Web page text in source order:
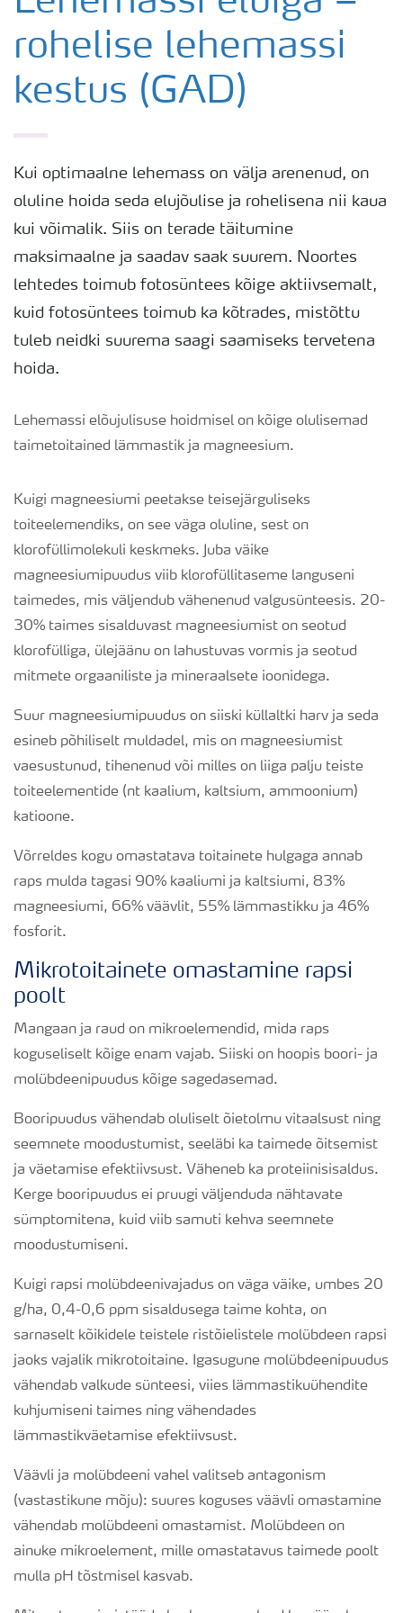
Rapsi saak
Saagi kvaliteet
rohelise lehemassi
kestus (GAD)
Kui optimaalne lehemass on välja arenenud, on
oluline hoida seda elujõulise ja rohelisena nii kaua
kui võimalik. Siis on terade täitumine
maksimaalne ja saadav saak suurem. Noortes
lehtedes toimub fotosüntees kõige aktiivsemalt,
kuid fotosüntees toimub ka kõtrades, mistõttu
tuleb neidki suurema saagi saamiseks tervetena
hoida.
Lehemassi elõujulisuse hoidmisel on kõige olulisemad
taimetoitained lämmastik ja magneesium.
Kuigi magneesiumi peetakse teisejärguliseks
toiteelemendiks, on see väga oluline, sest on
klorofüllimolekuli keskmeks. Juba väike
magneesiumipuudus viib klorofüllitaseme languseni
taimedes, mis väljendub vähenenud valgusünteesis. 20-
30% taimes sisalduvast magneesiumist on seotud
klorofülliga, ülejäänu on lahustuvas vormis ja seotud
mitmete orgaaniliste ja mineraalsete ioonidega.
Suur magneesiumipuudus on siiski küllaltki harv ja seda
esineb põhiliselt muldadel, mis on magneesiumist
vaesustunud, tihenenud või milles on liiga palju teiste
toiteelementide (nt kaalium, kaltsium, ammoonium)
katioone.
Võrreldes kogu omastatava toitainete hulgaga annab
raps mulda tagasi 90% kaaliumi ja kaltsiumi, 83%
magneesiumi, 66% väävlit, 55% lämmastikku ja 46%
fosforit.
Mikrotoitainete omastamine rapsi
poolt
Mangaan ja raud on mikroelemendid, mida raps
koguseliselt kõige enam vajab. Siiski on hoopis boori- ja
molübdeenipuudus kõige sagedasemad.
Booripuudus vähendab oluliselt õietolmu vitaalsust ning
seemnete moodustumist, seeläbi ka taimede õitsemist
ja väetamise efektiivsust. Väheneb ka proteiinisisaldus.
Kerge booripuudus ei pruugi väljenduda nähtavate
sümptomitena, kuid viib samuti kehva seemnete
moodustumiseni.
Kuigi rapsi molübdeenivajadus on väga väike, umbes 20
g/ha, 0,4-0,6 ppm sisaldusega taime kohta, on
sarnaselt kõikidele teistele ristõielistele molübdeen rapsi
jaoks vajalik mikrotoitaine. Igasugune molübdeenipuudus
vähendab valkude sünteesi, viies lämmastikuühendite
kuhjumiseni taimes ning vähendades
lämmastikväetamise efektiivsust.
Väävli ja molübdeeni vahel valitseb antagonism
(vastastikune mõju): suures koguses väävli omastamine
vähendab molübdeeni omastamist. Molübdeen on
ainuke mikroelement, mille omastatavus taimede poolt
mulla pH tõstmisel kasvab.